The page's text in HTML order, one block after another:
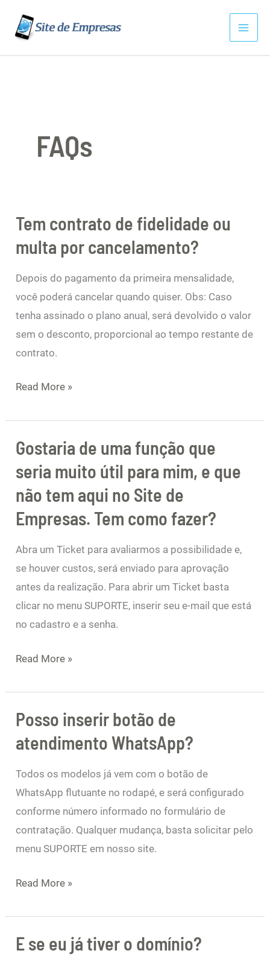
para
FAQs
Tem contrato de fidelidade ou
multa por cancelamento?
Depois do pagamento da primeira mensalidade,
você poderá cancelar quando quiser. Obs: Caso
tenha assinado o plano anual, será devolvido o valor
sem o desconto, proporcional ao tempo restante de
contrato.
Tem
contrato
de
fidelidade
ou
multa
por
cancelamento?
Read More »
Gostaria de uma função que
seria muito útil para mim, e que
não tem aqui no Site de
Empresas. Tem como fazer?
Abra um Ticket para avaliarmos a possibilidade e,
se houver custos, será enviado para aprovação
antes da realização. Para abrir um Ticket basta
clicar no menu SUPORTE, inserir seu e-mail que está
no cadastro e a senha.
Gostaria
uma
função
que
muito
útil
para
mim,
e
no
Site
Empresas.
Tem
como
fazer?
Read More »
Posso inserir botão de
atendimento WhatsApp?
Todos os modelos já vem com o botão de
WhatsApp flutuante no rodapé, e será configurado
conforme número informado no formulário de
contratação. Qualquer mudança, basta solicitar pelo
menu SUPORTE em nosso site.
Posso
inserir
botão
de
atendimento
WhatsApp?
Read More »
E se eu já tiver o domínio?
E